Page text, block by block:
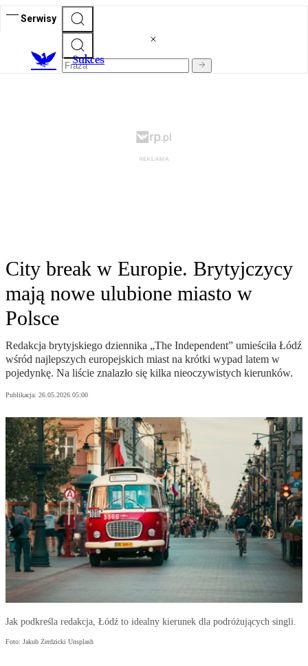
Serwisy
Sukces
City break w Europie. Brytyjczycy
mają nowe ulubione miasto w
Polsce
Redakcja brytyjskiego dziennika „The Independent” umieściła Łódź
wśród najlepszych europejskich miast na krótki wypad latem w
pojedynkę. Na liście znalazło się kilka nieoczywistych kierunków.
Publikacja: 26.05.2026 05:00
Jak podkreśla redakcja, Łódź to idealny kierunek dla podróżujących singli.
Foto: Jakub Żerdzicki Unsplash